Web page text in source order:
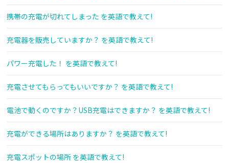
携帯の充電が切れてしまった を英語で教えて!
充電器を販売していますか？ を英語で教えて!
パワー充電した！ を英語で教えて!
充電させてもらってもいいですか？ を英語で教えて!
電池で動くのですか？USB充電はできますか？ を英語で教えて!
充電ができる場所はありますか？ を英語で教えて!
充電スポットの場所 を英語で教えて!